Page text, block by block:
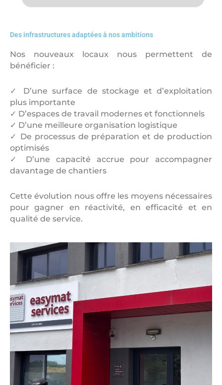
Des infrastructures adaptées à nos ambitions
Nos nouveaux locaux nous permettent de
bénéficier :
✓ D’une surface de stockage et d’exploitation
plus importante
✓ D’espaces de travail modernes et fonctionnels
✓ D’une meilleure organisation logistique
✓ De processus de préparation et de production
optimisés
✓ D’une capacité accrue pour accompagner
davantage de chantiers
Cette évolution nous offre les moyens nécessaires
pour gagner en réactivité, en efficacité et en
qualité de service.